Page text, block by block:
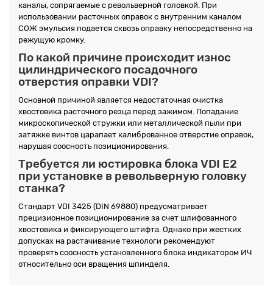
каналы, сопрягаемые с револьверной головкой. При
использовании расточных оправок с внутренним каналом
СОЖ эмульсия подается сквозь оправку непосредственно на
режущую кромку.
По какой причине происходит износ
цилиндрического посадочного
отверстия оправки VDI?
Основной причиной является недостаточная очистка
хвостовика расточного резца перед зажимом. Попадание
микроскопической стружки или металлической пыли при
затяжке винтов царапает калиброванное отверстие оправок,
нарушая соосность позиционирования.
Требуется ли юстировка блока VDI E2
при установке в револьверную головку
станка?
Стандарт VDI 3425 (DIN 69880) предусматривает
прецизионное позиционирование за счет шлифованного
хвостовика и фиксирующего штифта. Однако при жестких
допусках на растачивание технологи рекомендуют
проверять соосность установленного блока индикатором ИЧ
относительно оси вращения шпинделя.